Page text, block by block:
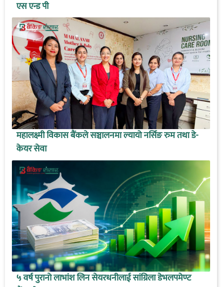
एस एन्ड पी
महालक्ष्मी विकास बैंकले सञ्चालनमा ल्यायो नर्सिङ रुम तथा डे-
केयर सेवा
५ वर्ष पुरानो लाभांश लिन सेयरधनीलाई सांग्रिला डेभलपमेण्ट